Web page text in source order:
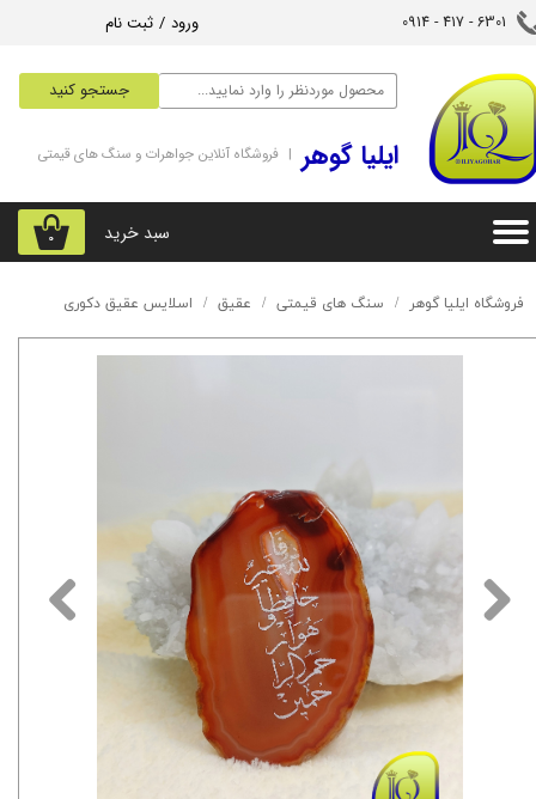
جستجو کنید
ورود / ثبت نام
تغییر گذر واژه
سفارشات
خروج از حساب کاربری
6301 - 417 - 0914​​​​​​​
۰ سبد خرید
‌ایلیا گوهر | فروشگاه آنلاین جواهرات و سنگ های قیمتی
فروشگاه ایلیا گوهر سنگ های قیمتی عقیق اسلایس عقیق دکوری